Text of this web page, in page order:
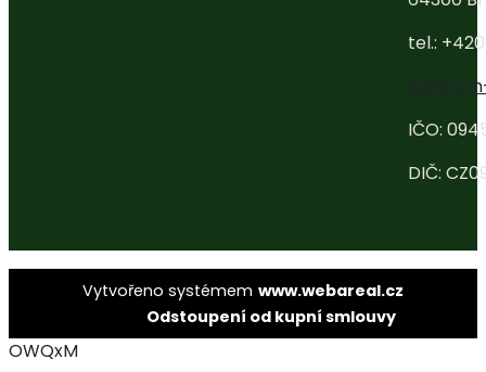
tel.:
IČO:
DIČ:
Vytvořeno systémem www.webareal.cz
Odstoupení od kupní smlouvy
OWQxM